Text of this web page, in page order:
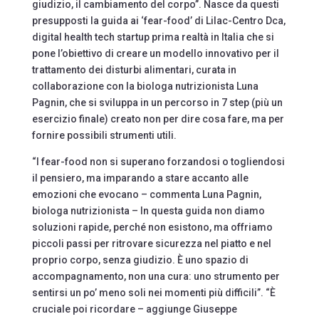
giudizio, il cambiamento del corpo”. Nasce da questi
presupposti la guida ai ‘fear-food’ di Lilac-Centro Dca,
digital health tech startup prima realtà in Italia che si
pone l’obiettivo di creare un modello innovativo per il
trattamento dei disturbi alimentari, curata in
collaborazione con la biologa nutrizionista Luna
Pagnin, che si sviluppa in un percorso in 7 step (più un
esercizio finale) creato non per dire cosa fare, ma per
fornire possibili strumenti utili.
“I fear-food non si superano forzandosi o togliendosi
il pensiero, ma imparando a stare accanto alle
emozioni che evocano – commenta Luna Pagnin,
biologa nutrizionista – In questa guida non diamo
soluzioni rapide, perché non esistono, ma offriamo
piccoli passi per ritrovare sicurezza nel piatto e nel
proprio corpo, senza giudizio. È uno spazio di
accompagnamento, non una cura: uno strumento per
sentirsi un po’ meno soli nei momenti più difficili”. “È
cruciale poi ricordare – aggiunge Giuseppe